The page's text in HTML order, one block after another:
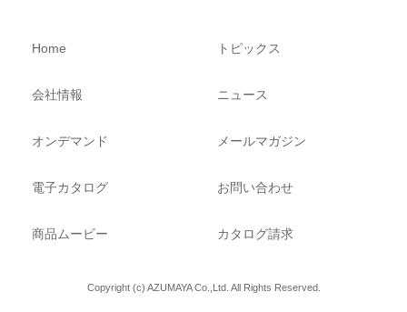
Home
会社情報
オンデマンド
電子カタログ
商品ムービー
トピックス
ニュース
メールマガジン
お問い合わせ
カタログ請求
Copyright (c) AZUMAYA Co.,Ltd. All Rights Reserved.